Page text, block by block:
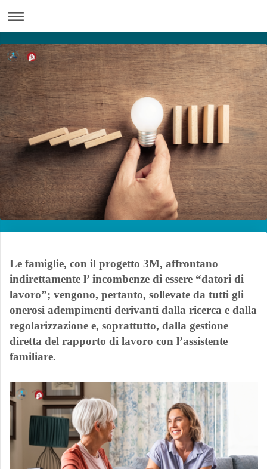
Le famiglie, con il progetto 3M, affrontano
indirettamente l’ incombenze di essere “datori di
lavoro”; vengono, pertanto, sollevate da tutti gli
onerosi adempimenti derivanti dalla ricerca e dalla
regolarizzazione e, soprattutto, dalla gestione
diretta del rapporto di lavoro con l’assistente
familiare.